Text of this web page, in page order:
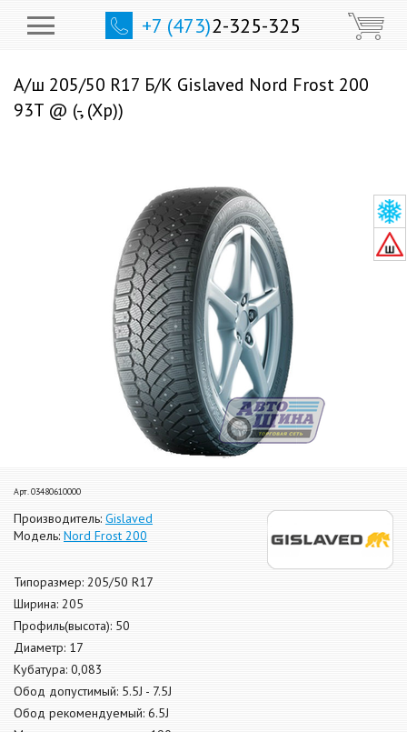
+7 (473)2-325-325
А/ш 205/50 R17 Б/К Gislaved Nord Frost 200
93T @ (-, (Хр))
Арт. 03480610000
Производитель: Gislaved
Модель: Nord Frost 200
Типоразмер: 205/50 R17
Ширина: 205
Профиль(высота): 50
Диаметр: 17
Кубатура: 0,083
Обод допустимый: 5.5J - 7.5J
Обод рекомендуемый: 6.5J